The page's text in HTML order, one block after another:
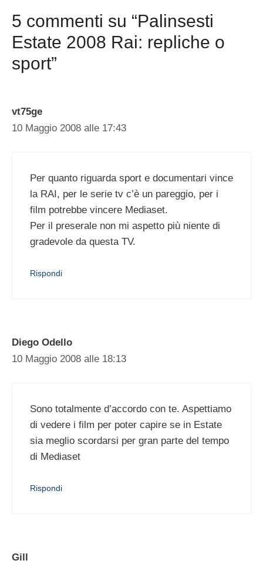
5 commenti su “Palinsesti
Estate 2008 Rai: repliche o
sport”
vt75ge
10 Maggio 2008 alle 17:43
Per quanto riguarda sport e documentari vince
la RAI, per le serie tv c’è un pareggio, per i
film potrebbe vincere Mediaset.
Per il preserale non mi aspetto più niente di
gradevole da questa TV.
Rispondi
Diego Odello
10 Maggio 2008 alle 18:13
Sono totalmente d’accordo con te. Aspettiamo
di vedere i film per poter capire se in Estate
sia meglio scordarsi per gran parte del tempo
di Mediaset
Rispondi
Gill